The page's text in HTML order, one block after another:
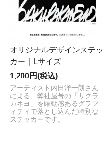
オリジナルデザインステッ
カー｜Lサイズ
1,200円(税込)
アーティスト内田洋一朗さん
による、弊社屋号の「サクラ
カネヨ」を躍動感あるグラフ
ィティで落とし込んだ特別な
ステッカーです。